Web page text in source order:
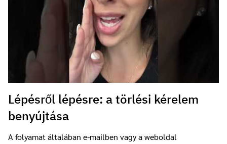
Lépésről lépésre: a törlési kérelem
benyújtása
A folyamat általában e-mailben vagy a weboldal